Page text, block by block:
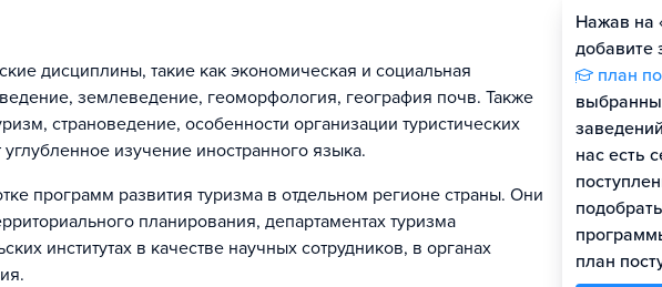
дисциплины, такие как экономическая и социальная
землеведение, геоморфология, география почв. Также
страноведение, особенности организации туристических
изучение иностранного языка.
программ развития туризма в отдельном регионе страны. Они
планирования, департаментах туризма
институтах в качестве научных сотрудников, в органах
Нажав на
добавите
план
нас есть
план